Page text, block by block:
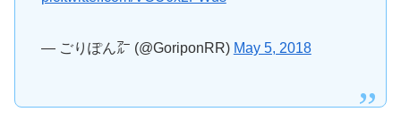
— ごりぽん㌃ (@GoriponRR) May 5, 2018